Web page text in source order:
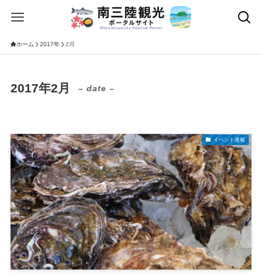
ホーム 2017年 2月
2017年2月 – date –
イベント速報